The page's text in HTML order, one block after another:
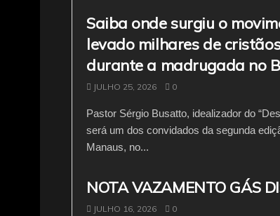
Saiba onde surgiu o
levado milhares de
durante a madrugada no
JULHO 25, 2026 0
Pastor Sérgio Busatto, idealizador do
será um dos convidados da segunda
Manaus, no...
NOTA VAZAMENTO GÁS
JULHO 16, 2026 0